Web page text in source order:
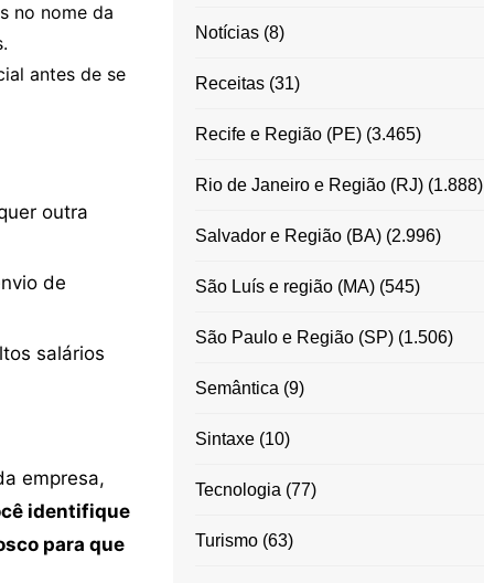
no nome da
antes de se
outra
de
salários
empresa,
identifique
para que
Notícias(8)
Receitas(31)
Recife e Região (PE)(3.465)
Rio de Janeiro e Região (RJ)(1.888)
Salvador e Região (BA)(2.996)
São Luís e região (MA)(545)
São Paulo e Região (SP)(1.506)
Semântica (9)
Sintaxe(10)
Tecnologia (77)
Turismo(63)